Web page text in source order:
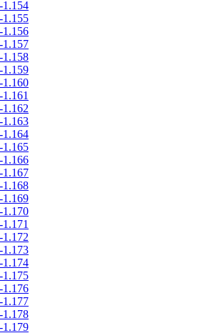
1.154
1.155
1.156
1.157
1.158
1.159
1.160
1.163
1.164
1.165
1.166
1.167
1.168
1.169
1.170
1.173
1.174
1.175
1.176
1.177
1.178
1.179